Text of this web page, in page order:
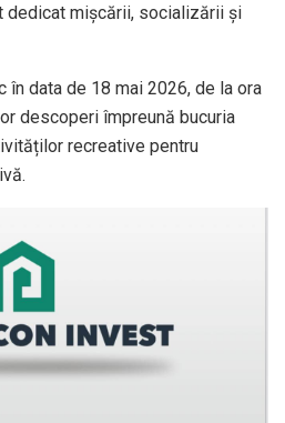
dedicat mișcării, socializării și
în data de 18 mai 2026, de la ora
descoperi împreună bucuria
recreative pentru